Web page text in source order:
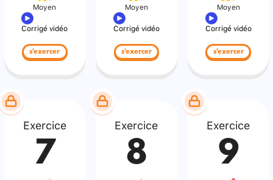
Moyen
Corrigé vidéo
s'exercer
Moyen
Corrigé vidéo
s'exercer
Moyen
Corrigé vidéo
s'exercer
Exercice
7
Exercice
8
Exercice
9